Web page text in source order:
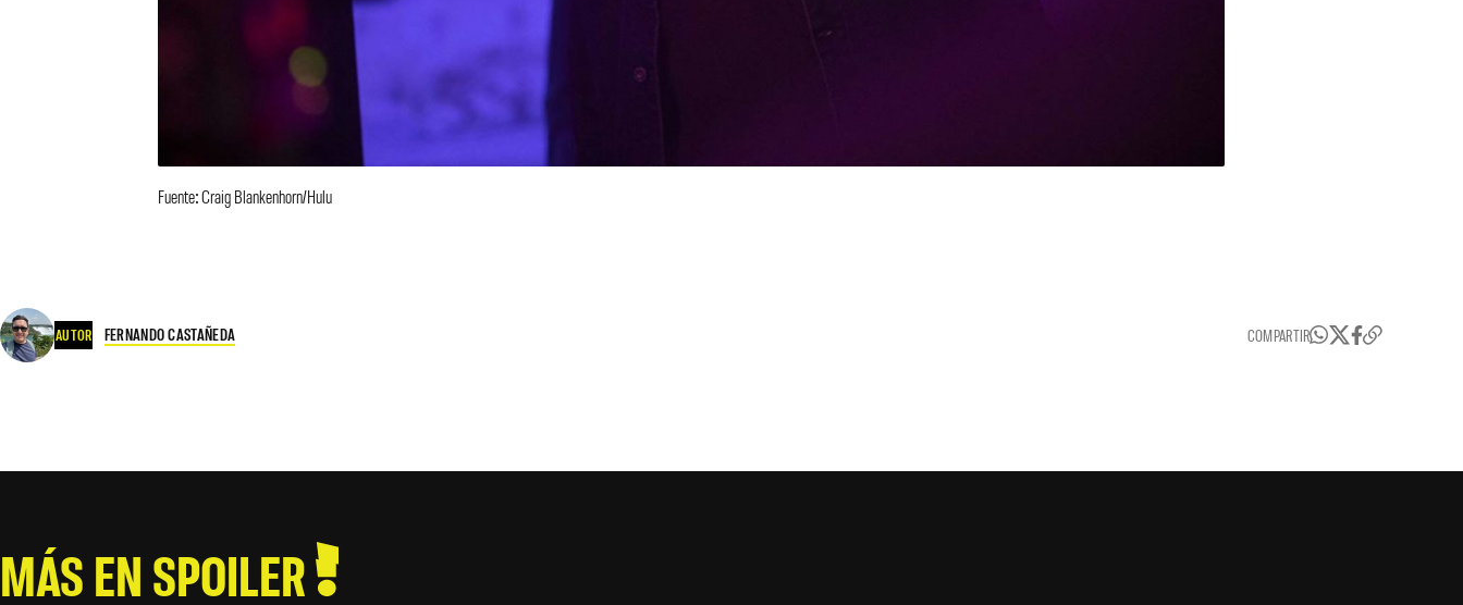
Fuente: Craig Blankenhorn/Hulu
AUTOR FERNANDO CASTAÑEDA COMPARTIR
MÁS EN SPOILER